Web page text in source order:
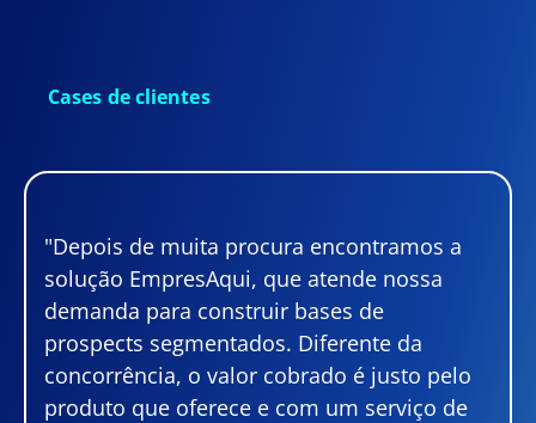
Cases de clientes
"Depois de muita procura encontramos a
solução EmpresAqui, que atende nossa
demanda para construir bases de
prospects segmentados. Diferente da
concorrência, o valor cobrado é justo pelo
produto que oferece e com um serviço de